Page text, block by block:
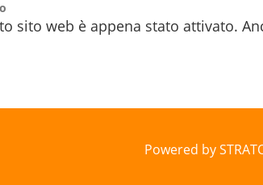
sito web è appena stato attivato.
Powered by